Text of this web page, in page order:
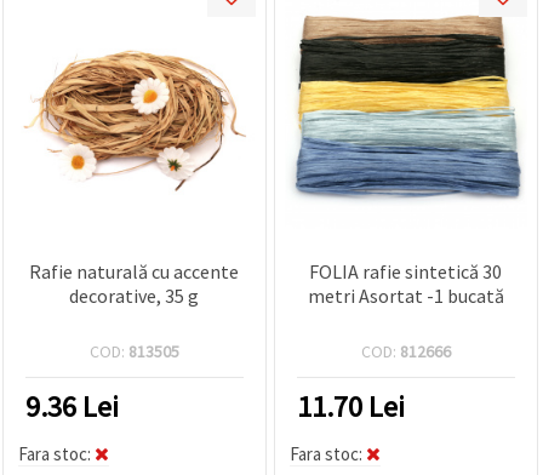
Rafie naturală cu accente
decorative, 35 g
COD: 813505
9.36 Lei
Fara stoc:
FOLIA rafie sintetică 30
metri Asortat -1 bucată
COD: 812666
11.70 Lei
Fara stoc: